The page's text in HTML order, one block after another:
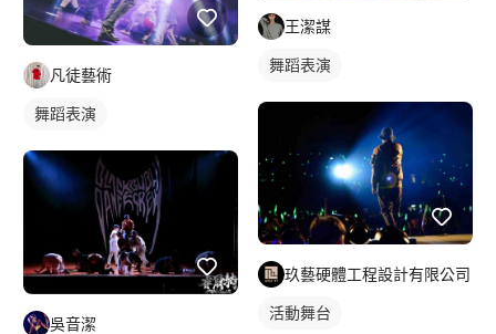
凡徒藝術
舞蹈表演
吳音潔
王潔謀
舞蹈表演
玖藝硬體工程設計有限公司
活動舞台